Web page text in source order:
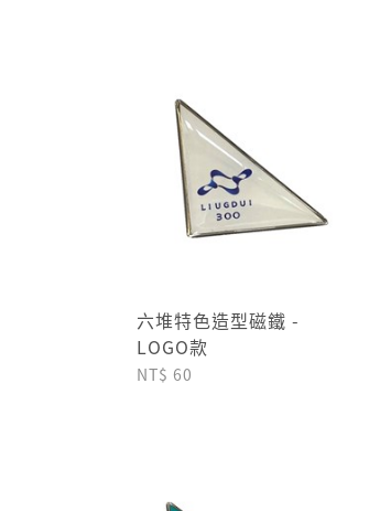
六堆特色造型磁鐵 -
LOGO款
NT$ 60